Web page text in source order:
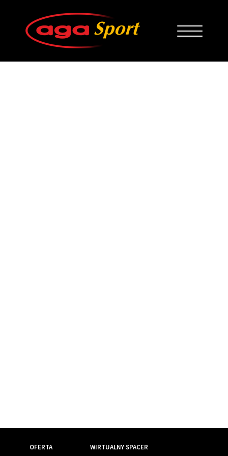
Sztangi + Płaski
Brzuch
OFERTA WIRTUALNY SPACER